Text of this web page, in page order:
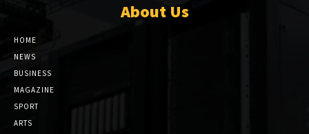
About Us
HOME
NEWS
BUSINESS
MAGAZINE
SPORT
ARTS